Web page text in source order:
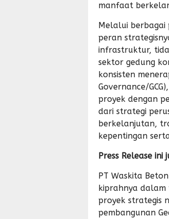
manfaat
Melalui berbagai
peran
infrastruktur,
sektor gedung
konsisten
Governance/
proyek dengan
dari strategi
berkelanjutan,
kepentingan
Press Release
PT Waskita
kiprahnya
proyek strategis
pembangunan